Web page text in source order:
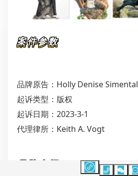
案件参数
品牌原告：Holly Denise Simental
起诉类型：版权
起诉日期：2023-3-1
代理律所：Keith A. Vogt
品牌介绍